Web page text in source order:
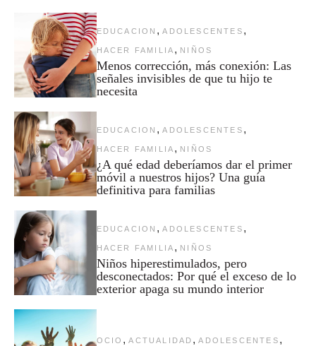
EDUCACION , ADOLESCENTES ,
HACER FAMILIA , NIÑOS
Menos corrección, más conexión: Las
señales invisibles de que tu hijo te
necesita
EDUCACION , ADOLESCENTES ,
HACER FAMILIA , NIÑOS
¿A qué edad deberíamos dar el primer
móvil a nuestros hijos? Una guía
definitiva para familias
EDUCACION , ADOLESCENTES ,
HACER FAMILIA , NIÑOS
Niños hiperestimulados, pero
desconectados: Por qué el exceso de lo
exterior apaga su mundo interior
OCIO , ACTUALIDAD , ADOLESCENTES ,